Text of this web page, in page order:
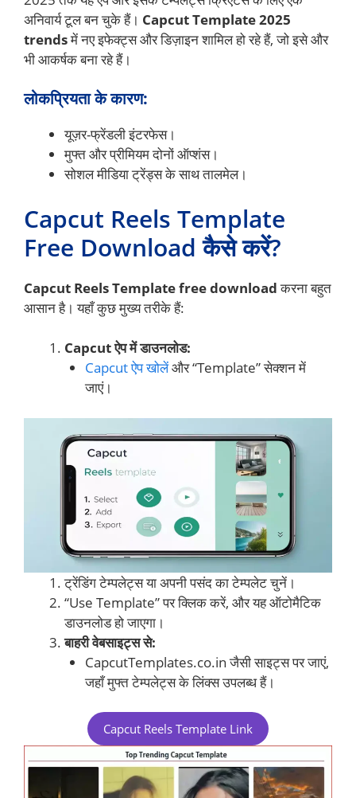
अनिवार्य टूल बन चुके हैं। Capcut Template 2025
trendsमें नए इफेक्ट्स और डिज़ाइन शामिल हो रहे हैं, जो इसे और
भी आकर्षक बना रहे हैं।
लोकप्रियता के कारण:
यूज़र-फ्रेंडली इंटरफेस।
मुफ्त और प्रीमियम दोनों ऑप्शंस।
सोशल मीडिया ट्रेंड्स के साथ तालमेल।
Capcut Reels Template
Free Download कैसे करें?
Capcut Reels Template free downloadकरना बहुत
आसान है। यहाँ कुछ मुख्य तरीके हैं:
Capcut ऐप में डाउनलोड:
Capcut ऐप खोलेंऔर “Template” सेक्शन में
जाएं।
ट्रेंडिंग टेम्पलेट्स या अपनी पसंद का टेम्पलेट चुनें।
“Use Template” पर क्लिक करें, और यह ऑटोमैटिक
डाउनलोड हो जाएगा।
बाहरी वेबसाइट्स से:
CapcutTemplates.co.in जैसी साइट्स पर जाएं,
जहाँ मुफ्त टेम्पलेट्स के लिंक्स उपलब्ध हैं।
Capcut Reels Template Link